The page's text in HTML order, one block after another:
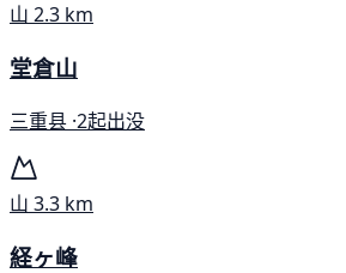
山 2.3 km
堂倉山
三重县 ·2起出没
山 3.3 km
経ヶ峰